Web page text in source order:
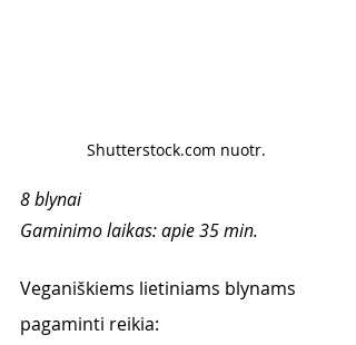
Shutterstock.com nuotr.
8 blynai
Gaminimo laikas: apie 35 min.
Veganiškiems lietiniams blynams
pagaminti reikia: